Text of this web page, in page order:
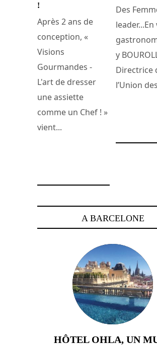
!
Après 2 ans de
conception, «
Visions
Gourmandes -
L'art de dresser
une assiette
comme un Chef ! »
vient...
Des
y
Directrice
l’Union
A BARCELONE
HÔTEL OHLA, UN